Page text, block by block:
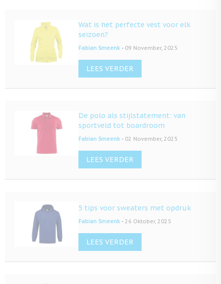
Wat is het perfecte vest voor elk
seizoen?
Fabian Smeenk - 09 November, 2025
LEES VERDER
De polo als stijlstatement: van
sportveld tot boardroom
Fabian Smeenk - 02 November, 2025
LEES VERDER
5 tips voor sweaters met opdruk
Fabian Smeenk - 26 Oktober, 2025
LEES VERDER